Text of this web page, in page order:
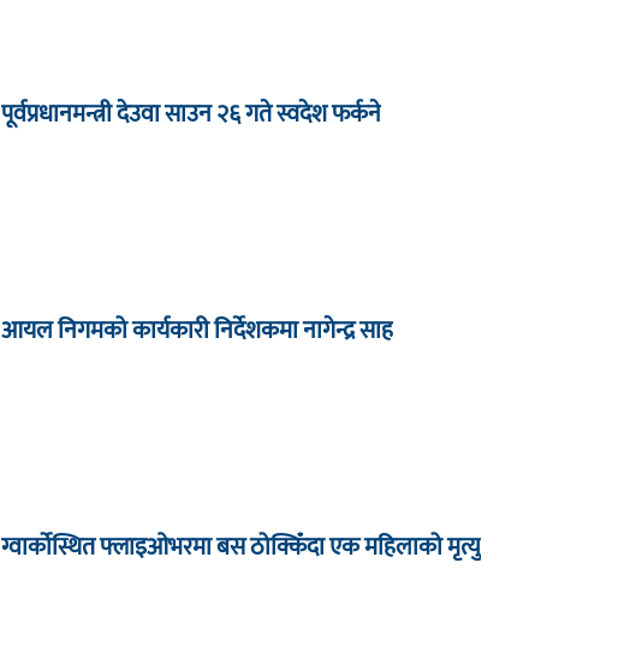
पूर्वप्रधानमन्त्री देउवा साउन २६ गते स्वदेश फर्कने
आयल निगमको कार्यकारी निर्देशकमा नागेन्द्र साह
ग्वार्कोस्थित फ्लाइओभरमा बस ठोक्किँदा एक महिलाको मृत्यु